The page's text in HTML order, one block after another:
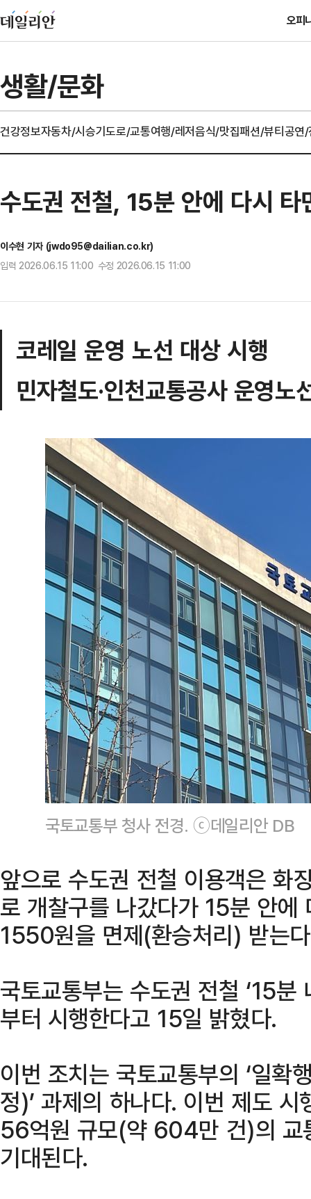
오피
생활/문화
건강정보자동차/시승기도로/교통여행/레저음식/맛집패션/뷰티공연
수도권 전철, 15분 안에 다시 타
이수현 기자 (jwdo95@dailian.co.kr)
입력 2026.06.15 11:00 수정 2026.06.15 11:00
코레일 운영 노선 대상 시행
민자철도·인천교통공사 운영노
국토교통부 청사 전경. ⓒ데일리안 DB
앞으로 수도권 전철 이용객은 화
로 개찰구를 나갔다가 15분 안에
1550원을 면제(환승처리) 받는
국토교통부는 수도권 전철 ‘15
부터 시행한다고 15일 밝혔다.
이번 조치는 국토교통부의 ‘일확
정)’ 과제의 하나다. 이번 제도
56억원 규모(약 604만 건)의 교
기대된다.